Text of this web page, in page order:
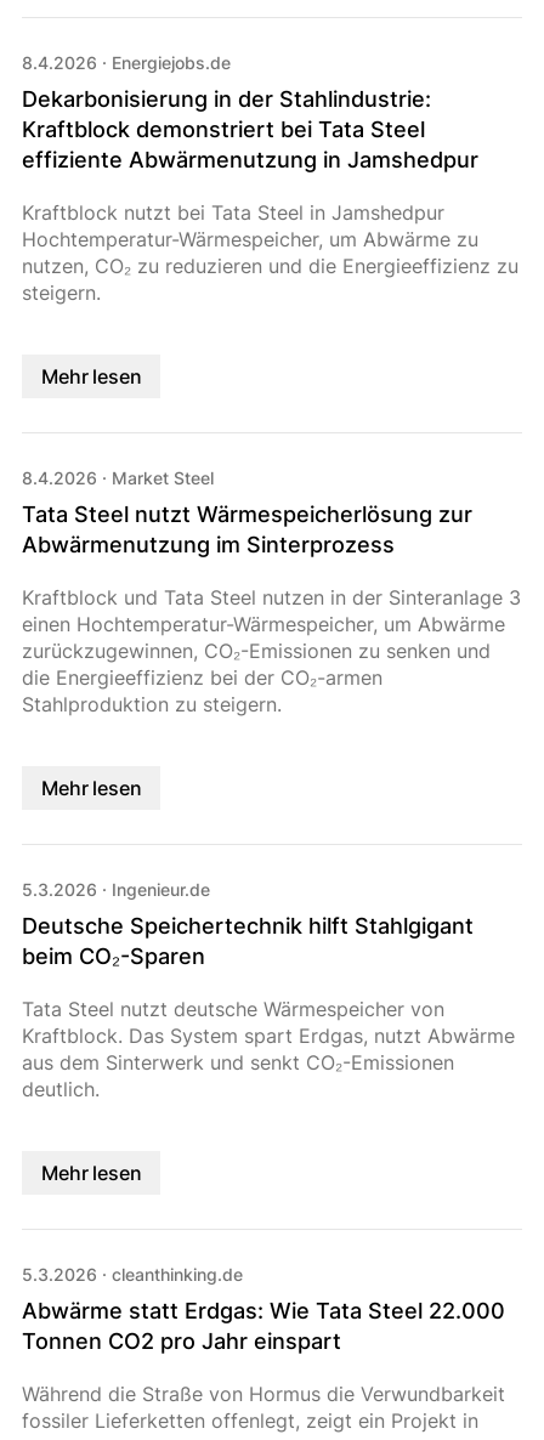
8.4.2026 · Energiejobs.de
Dekarbonisierung in der Stahlindustrie:
Kraftblock demonstriert bei Tata Steel
effiziente Abwärmenutzung in Jamshedpur
Kraftblock nutzt bei Tata Steel in Jamshedpur
Hochtemperatur-Wärmespeicher, um Abwärme zu
nutzen, CO₂ zu reduzieren und die Energieeffizienz zu
steigern.
Mehr lesen
8.4.2026 · Market Steel
Tata Steel nutzt Wärmespeicherlösung zur
Abwärmenutzung im Sinterprozess
Kraftblock und Tata Steel nutzen in der Sinteranlage 3
einen Hochtemperatur-Wärmespeicher, um Abwärme
zurückzugewinnen, CO₂-Emissionen zu senken und
die Energieeffizienz bei der CO₂-armen
Stahlproduktion zu steigern.
Mehr lesen
5.3.2026 · Ingenieur.de
Deutsche Speichertechnik hilft Stahlgigant
beim CO₂-Sparen
Tata Steel nutzt deutsche Wärmespeicher von
Kraftblock. Das System spart Erdgas, nutzt Abwärme
aus dem Sinterwerk und senkt CO₂-Emissionen
deutlich.
Mehr lesen
5.3.2026 · cleanthinking.de
Abwärme statt Erdgas: Wie Tata Steel 22.000
Tonnen CO2 pro Jahr einspart
Während die Straße von Hormus die Verwundbarkeit
fossiler Lieferketten offenlegt, zeigt ein Projekt in